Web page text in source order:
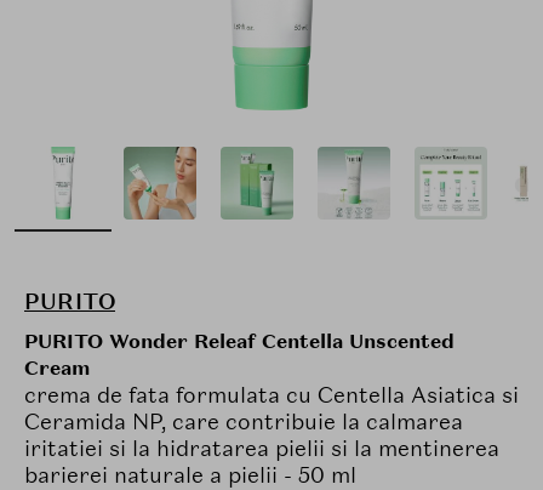
PURITO
PURITO Wonder Releaf Centella Unscented
Cream
crema de fata formulata cu Centella Asiatica si
Ceramida NP, care contribuie la calmarea
iritatiei si la hidratarea pielii si la mentinerea
barierei naturale a pielii - 50 ml